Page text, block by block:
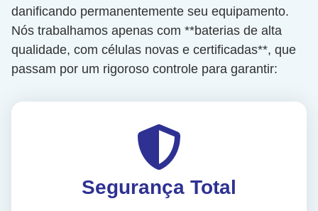
danificando permanentemente seu equipamento.
Nós trabalhamos apenas com **baterias de alta
qualidade, com células novas e certificadas**, que
passam por um rigoroso controle para garantir:
Segurança Total